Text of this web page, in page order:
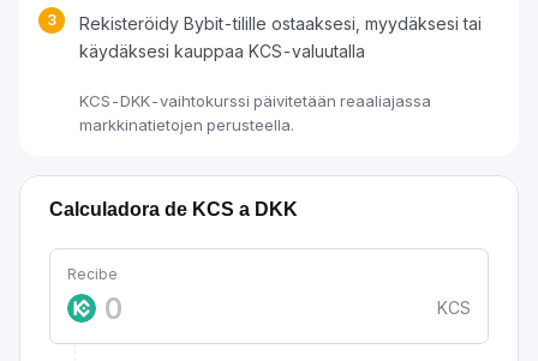
3
Rekisteröidy Bybit-tilille ostaaksesi, myydäksesi tai
käydäksesi kauppaa KCS-valuutalla
KCS-DKK-vaihtokurssi päivitetään reaaliajassa
markkinatietojen perusteella.
Calculadora de KCS a DKK
Recibe
KCS